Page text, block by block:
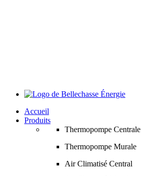
Accueil
Produits
Thermopompe Centrale
Thermopompe Murale
Air Climatisé Central